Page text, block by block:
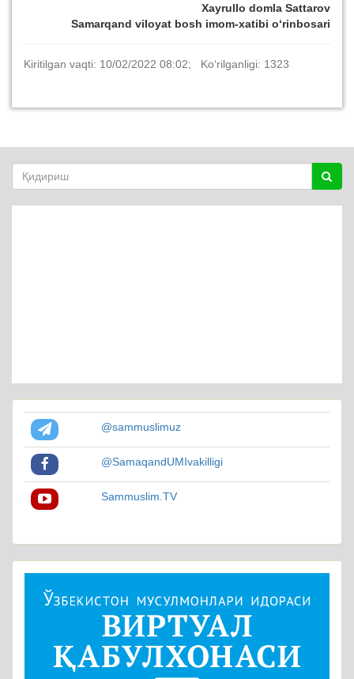
Xayrullo domla Sattarov
Samarqand viloyat bosh imom-xatibi o‘rinbosari
Kiritilgan vaqti: 10/02/2022 08:02; Ko‘rilganligi: 1323
@sammuslimuz
@SamaqandUMIvakilligi
Sammuslim.TV